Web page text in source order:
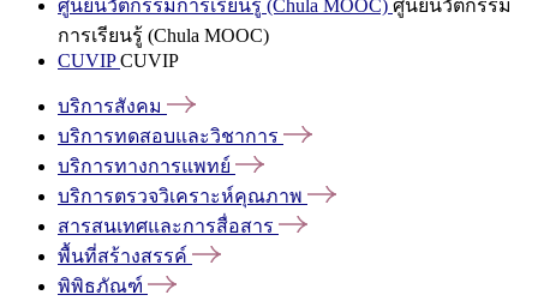
ศูนย์นวัตกรรมการเรียนรู้ (Chula MOOC) ศูนย์นวัตกรรม
การเรียนรู้ (Chula MOOC)
CUVIPCUVIP
บริการสังคม
บริการทดสอบและวิชาการ
บริการทางการแพทย์
บริการตรวจวิเคราะห์คุณภาพ
สารสนเทศและการสื่อสาร
พื้นที่สร้างสรรค์
พิพิธภัณฑ์